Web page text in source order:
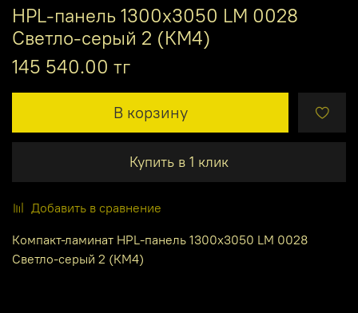
HPL-панель 1300х3050 LM 0028
Светло-серый 2 (КМ4)
145 540.00 тг
В корзину
Купить в 1 клик
Добавить в сравнение
Компакт-ламинат HPL-панель 1300х3050 LM 0028
Светло-серый 2 (КМ4)